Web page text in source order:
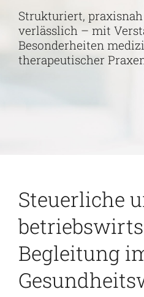
Service
Karriere
Strukturiert,
verlässlich – mit
Besonderheiten
therapeutischer
Steuerliche
Begleitung